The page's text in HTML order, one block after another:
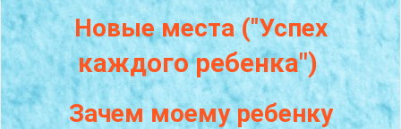
Новые места ("Успех
каждогоребенка")
Зачем моему ребенку